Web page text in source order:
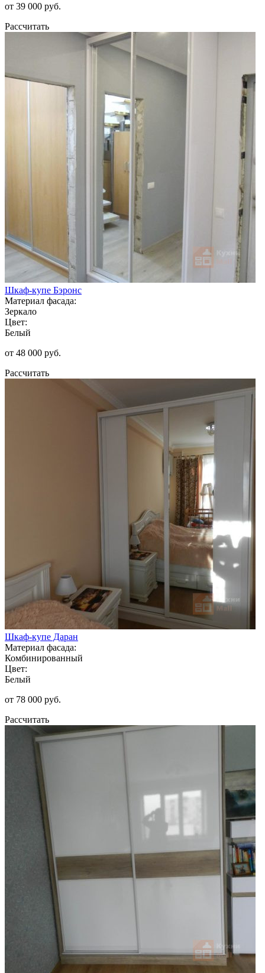
от 39 000 руб.
Рассчитать
Шкаф-купе Бэронс
Материал фасада:
Зеркало
Цвет:
Белый
от 48 000 руб.
Рассчитать
Шкаф-купе Даран
Материал фасада:
Комбинированный
Цвет:
Белый
от 78 000 руб.
Рассчитать